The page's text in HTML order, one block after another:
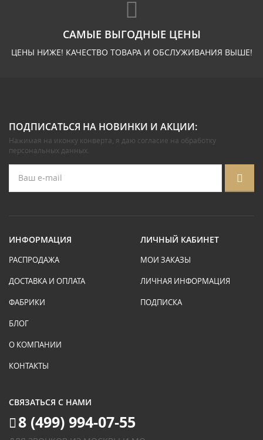
САМЫЕ ВЫГОДНЫЕ ЦЕНЫ
ЦЕНЫ НИЖЕ! КАЧЕСТВО ТОВАРА И ОБСЛУЖИВАНИЯ ВЫШЕ!
ПОДПИСАТЬСЯ НА НОВИНКИ И АКЦИИ:
Нажимая на иконку конверта, я даю согласие на обработку
персональных данных.
ИНФОРМАЦИЯ
РАСПРОДАЖА
ДОСТАВКА И ОПЛАТА
ФАБРИКИ
БЛОГ
О КОМПАНИИ
КОНТАКТЫ
ЛИЧНЫЙ КАБИНЕТ
МОИ ЗАКАЗЫ
ЛИЧНАЯ ИНФОРМАЦИЯ
ПОДПИСКА
СВЯЗАТЬСЯ С НАМИ
8 (499) 994-07-55